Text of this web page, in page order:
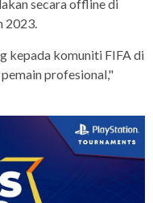
secara offline di
2023.
kepada komuniti FIFA di
profesional,"